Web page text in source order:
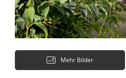
Mehr Bilder